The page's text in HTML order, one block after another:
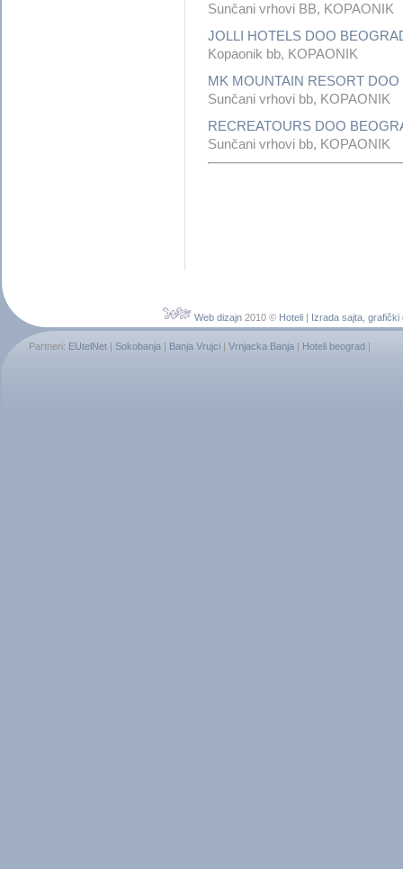
Sunčani vrhovi BB, KOPAONIK
JOLLI HOTELS DOO
Kopaonik bb, KOPAONIK
MK MOUNTAIN RESORT DOO
Sunčani vrhovi bb, KOPAONIK
RECREATOURS DOO
Sunčani vrhovi bb, KOPAONIK
Web dizajn2010 © Hoteli| Izrada sajta, grafički
Partneri: EUtelNet Sokobanja Banja Vrujci Vrnjacka Banja Hoteli beograd